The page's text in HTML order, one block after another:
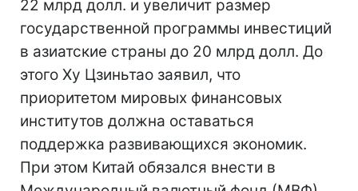
22 млрд долл. и увеличит размер
государственной программы инвестиций
в азиатские страны до 20 млрд долл. До
этого Ху Цзиньтао заявил, что
приоритетом мировых финансовых
институтов должна оставаться
поддержка развивающихся экономик.
При этом Китай обязался внести в